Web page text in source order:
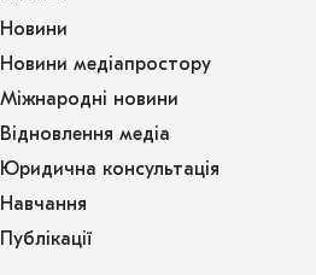
Новини
Новини медіапростору
Міжнародні новини
Відновлення медіа
Юридична консультація
Навчання
Публікації